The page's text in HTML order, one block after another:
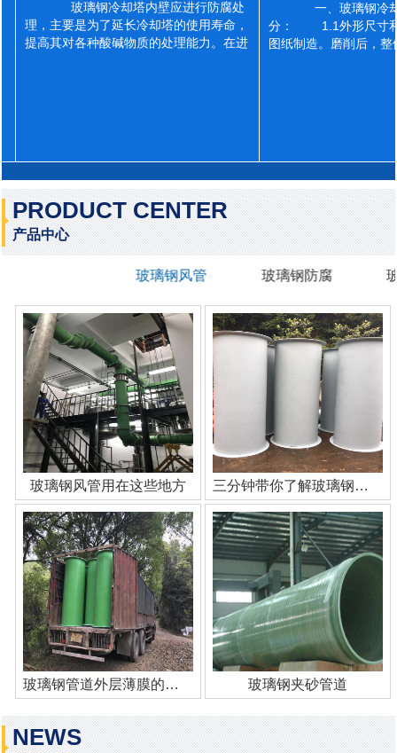
玻璃钢冷却塔内壁应进行防腐处
理，主要是为了延长冷却塔的使用寿命，
提高其对各种酸碱物质的处理能力。在进
一、玻璃钢冷
分： 1.1外形尺寸和
图纸制造。磨削后，
PRODUCT CENTER
产品中心
玻璃钢风管 玻璃钢防腐
玻璃钢风管用在这些地方 三分钟带你了解玻璃钢管道
玻璃钢管道外层薄膜的作用 玻璃钢夹砂管道
NEWS